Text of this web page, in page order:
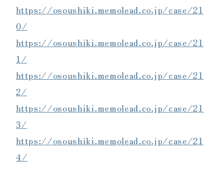
https://osoushiki.memolead.co.jp/case/21
0/
https://osoushiki.memolead.co.jp/case/21
1/
https://osoushiki.memolead.co.jp/case/21
2/
https://osoushiki.memolead.co.jp/case/21
3/
https://osoushiki.memolead.co.jp/case/21
4/